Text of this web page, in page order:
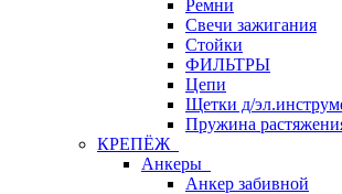
Ремни
Свечи зажигания
Стойки
ФИЛЬТРЫ
Цепи
Щетки д/
Пружина
КРЕПЁЖ
Анкеры
Анкер забивной